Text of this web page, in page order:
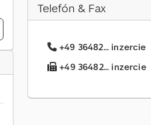
Telefón & Fax
+49 36482... inzercie
+49 36482... inzercie